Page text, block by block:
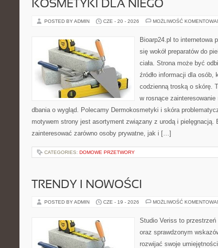
KOSMETYKI DLA NIEGO
POSTED BY ADMIN CZE - 20 - 2026 MOŻLIWOŚĆ
Bioarp24.pl to internetowa
się wokół preparatów do
ciała. Strona może być
źródło informacji dla osób,
codzienną troską o skórę.
w rosnące
dbania o wygląd. Polecamy Dermokosmetyki i skóra
motywem strony jest asortyment związany z urodą i pielęgnacją.
zainteresować zarówno osoby prywatne, jak i […]
CATEGORIES: DOMOWE PRZETWORY
TRENDY I NOWOŚCI
POSTED BY ADMIN CZE - 19 - 2026 MOŻLIWOŚĆ
Studio Veriss to
oraz sprawdzonym
rozwijać swoje